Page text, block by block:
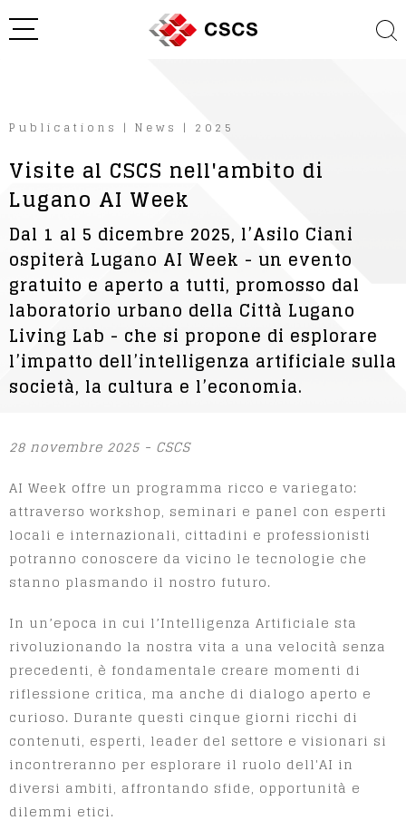
Publications | News | 2025
Visite al CSCS nell'ambito di
Lugano AI Week
Dal 1 al 5 dicembre 2025, l’Asilo Ciani
ospiterà Lugano AI Week - un evento
gratuito e aperto a tutti, promosso dal
laboratorio urbano della Città Lugano
Living Lab - che si propone di esplorare
l’impatto dell’intelligenza artificiale sulla
società, la cultura e l’economia.
28 novembre 2025 - CSCS
AI Week offre un programma ricco e variegato:
attraverso workshop, seminari e panel con esperti
locali e internazionali, cittadini e professionisti
potranno conoscere da vicino le tecnologie che
stanno plasmando il nostro futuro.
In un’epoca in cui l’Intelligenza Artificiale sta
rivoluzionando la nostra vita a una velocità senza
precedenti, è fondamentale creare momenti di
riflessione critica, ma anche di dialogo aperto e
curioso. Durante questi cinque giorni ricchi di
contenuti, esperti, leader del settore e visionari si
incontreranno per esplorare il ruolo dell'AI in
diversi ambiti, affrontando sfide, opportunità e
dilemmi etici.